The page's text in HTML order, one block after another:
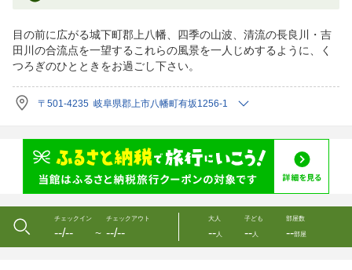
目の前に広がる城下町郡上八幡、四季の山波、清流の長良川・吉
田川の合流点を一望するこれらの風景を一人じめするように、く
つろぎのひとときをお過ごし下さい。
〒501-4235 岐阜県郡上市八幡町有坂1256-1
チェックイン
--/-- 〜
チェックアウト
--/--
大人
--人
子ども
--人
部屋数
--部屋